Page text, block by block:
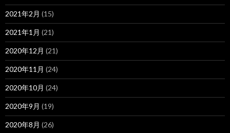
2021年2月 (15)
2021年1月 (21)
2020年12月 (21)
2020年11月 (24)
2020年10月 (24)
2020年9月 (19)
2020年8月 (26)